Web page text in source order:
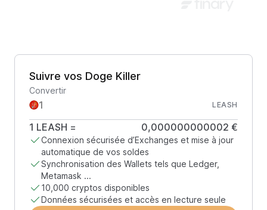
Suivre vos Doge Killer
Convertir
LEASH
1 LEASH = 0,000000000002 €
Connexion sécurisée d’Exchanges et mise à jour
automatique de vos soldes
Synchronisation des Wallets tels que Ledger,
Metamask ...
10,000 cryptos disponibles
Données sécurisées et accès en lecture seule